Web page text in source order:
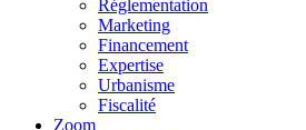
Réglementation
Marketing
Financement
Expertise
Urbanisme
Fiscalité
Zoom